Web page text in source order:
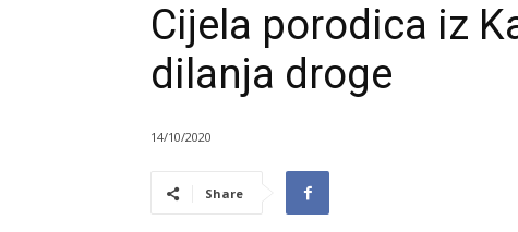
Cijela porodica iz
dilanja droge
14/10/2020
Share